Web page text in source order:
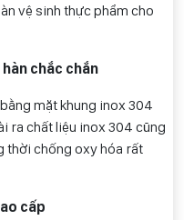
vệ sinh thực phẩm cho
chắc chắn
mặt khung inox 304
ra chất liệu inox 304 cũng
thời chống oxy hóa rất
cấp